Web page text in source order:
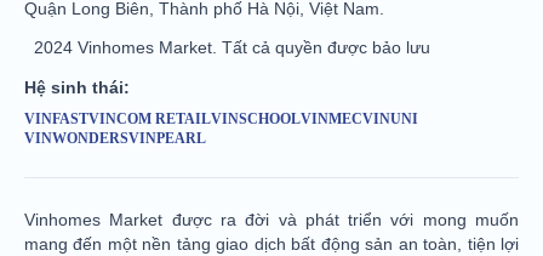
Vinhomes Market được ra đời và phát triển với mong muốn
mang đến một nền tảng giao dịch bất động sản an toàn, tiện lợi
Quận Long Biên, Thành phố Hà Nội, Việt Nam.
2024 Vinhomes Market. Tất cả quyền được bảo lưu
Hệ sinh thái:
VINFASTVINCOM RETAILVINSCHOOLVINMECVINUNI
VINWONDERSVINPEARL